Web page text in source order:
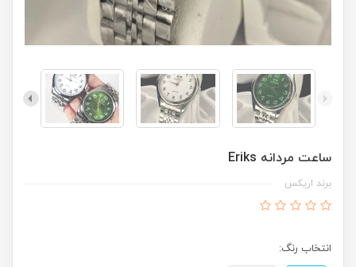
ساعت مردانه Eriks
برند اریکس
انتخاب رنگ: